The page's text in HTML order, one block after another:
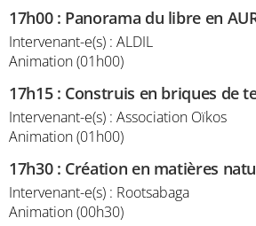
17h00: Panorama du libre en
Intervenant-e(s) : ALDIL
Animation (01h00)
17h15: Construis en briques de
Intervenant-e(s) : Association Oïkos
Animation (01h00)
17h30: Création en matières
Intervenant-e(s) : Rootsabaga
Animation (00h30)